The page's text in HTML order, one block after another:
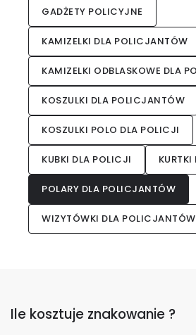
GADŻETY POLICYJNE
KAMIZELKI DLA POLICJANTÓW
KAMIZELKI ODBLASKOWE DLA
KOSZULKI DLA POLICJANTÓW
KOSZULKI POLO DLA POLICJI
KUBKI DLA POLICJI
POLARY DLA POLICJANTÓW
WIZYTÓWKI DLA POLICJANTÓW
Ile kosztuje znakowanie ?